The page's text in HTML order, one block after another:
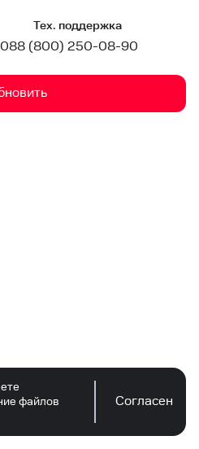
Тех. поддержка
8 (800) 250-08-90
файлов
Согласен